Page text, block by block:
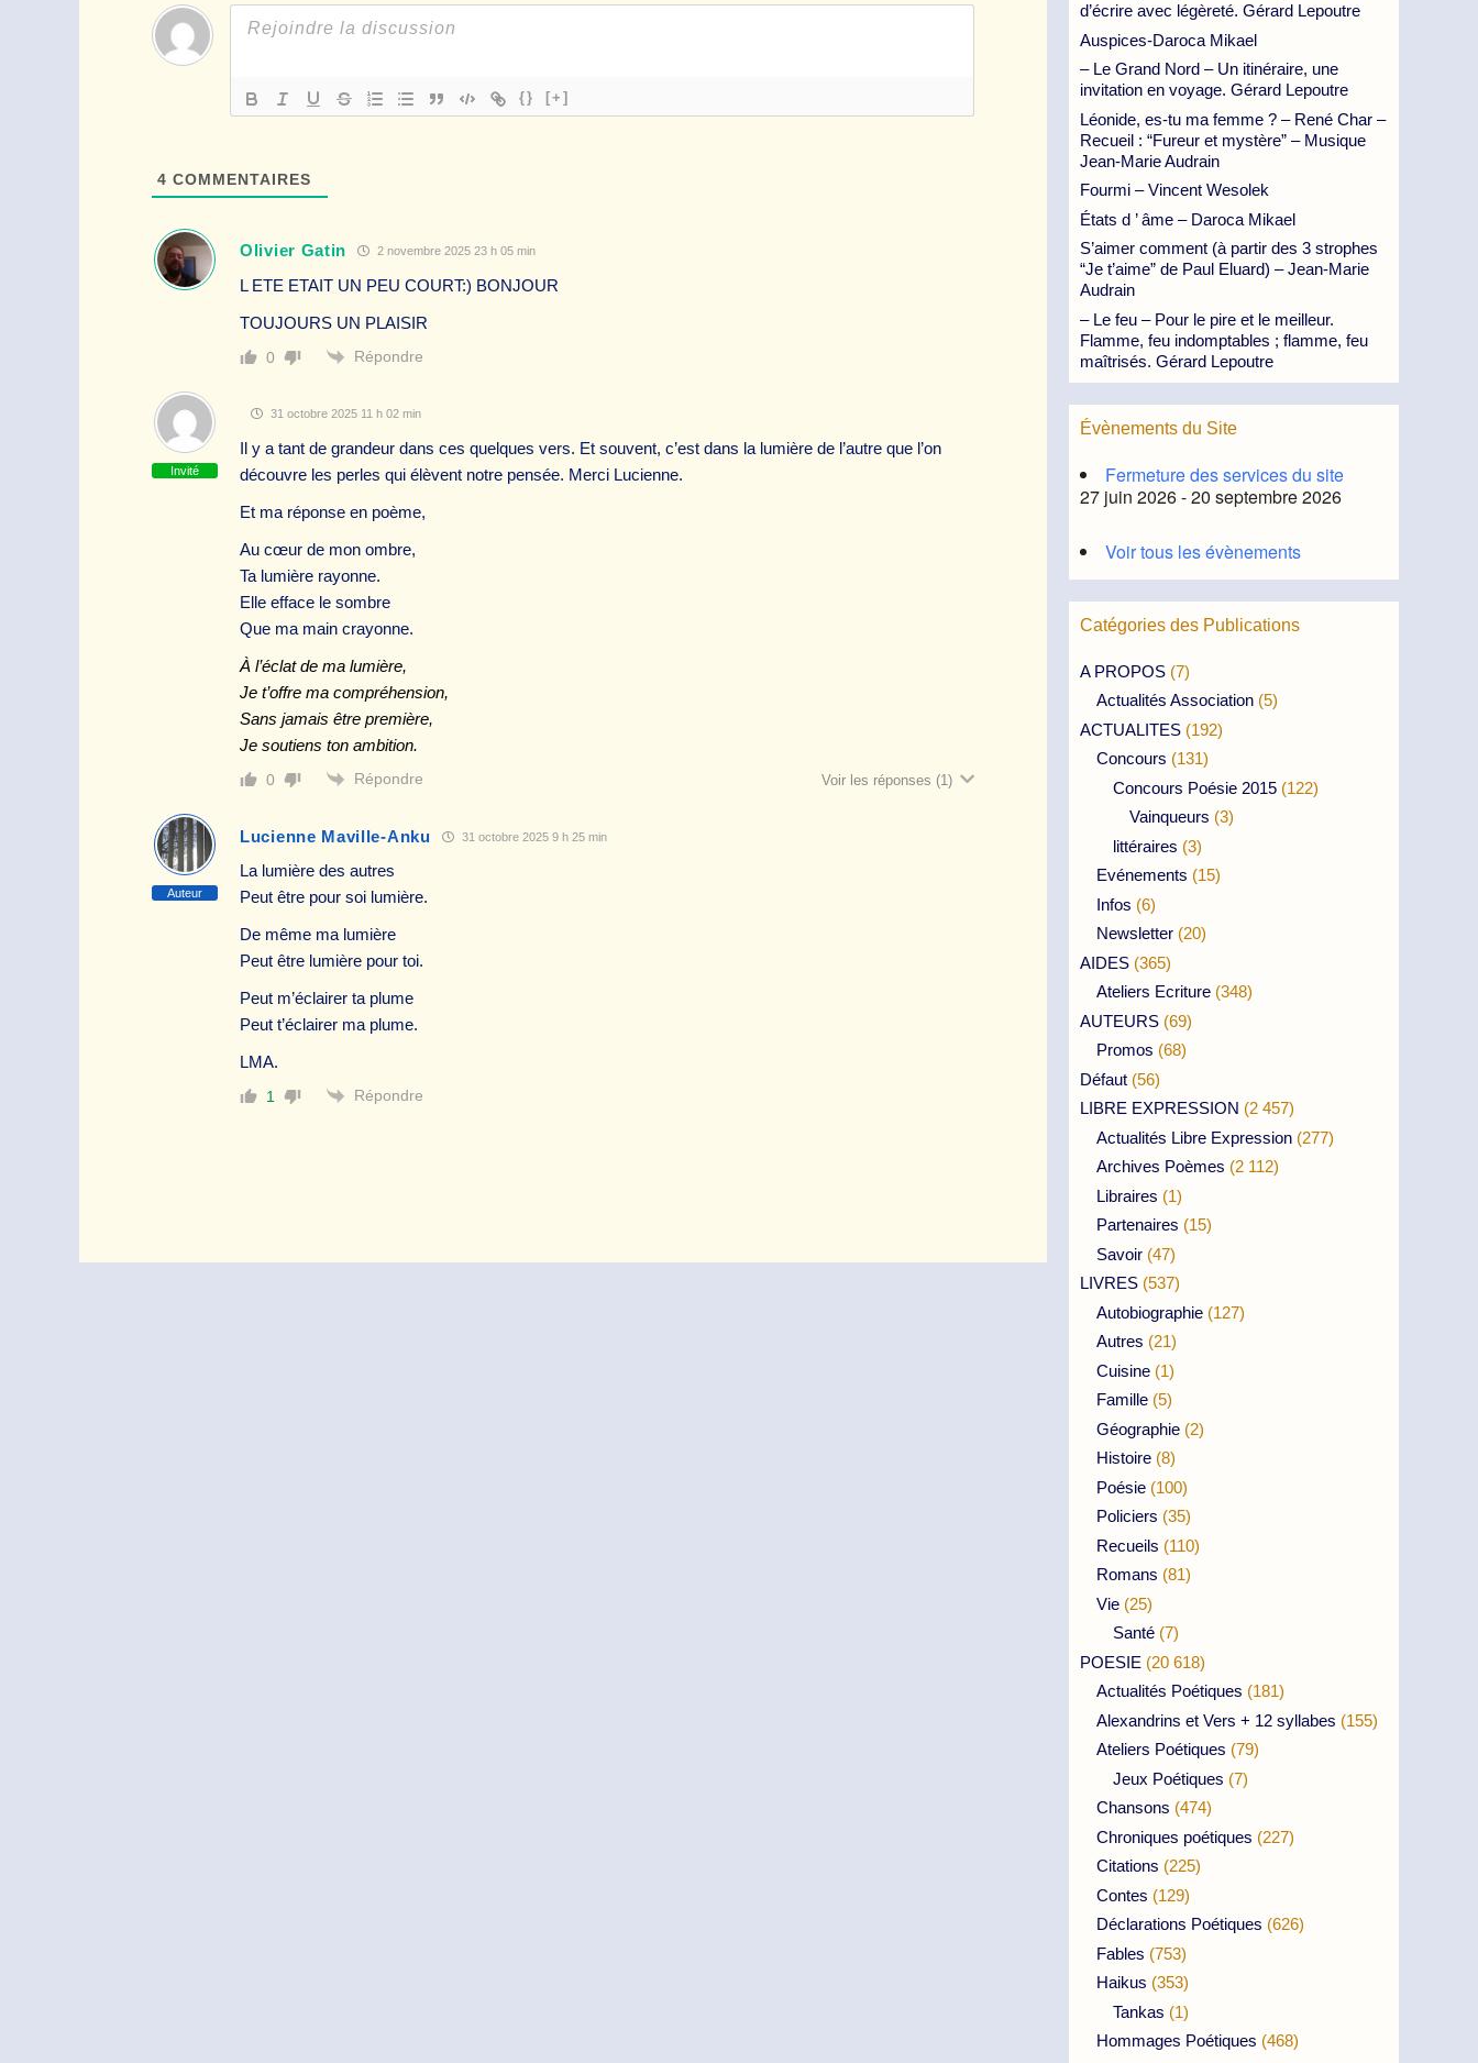
{} [+]
4 COMMENTAIRES
Olivier Gatin 2 novembre 2025 23 h 05 min
L ETE ETAIT UN PEU COURT:) BONJOUR
TOUJOURS UN PLAISIR
0 Répondre
Invité
31 octobre 2025 11 h 02 min
Il y a tant de grandeur dans ces quelques vers. Et souvent, c’est dans la lumière de l’autre que l’on
découvre les perles qui élèvent notre pensée. Merci Lucienne.
Et ma réponse en poème,
Au cœur de mon ombre,
Ta lumière rayonne.
Elle efface le sombre
Que ma main crayonne.
À l’éclat de ma lumière,
Je t’offre ma compréhension,
Sans jamais être première,
Je soutiens ton ambition.
0 Répondre Voir les réponses (1)
Auteur
Lucienne Maville-Anku 31 octobre 2025 9 h 25 min
La lumière des autres
Peut être pour soi lumière.
De même ma lumière
Peut être lumière pour toi.
Peut m’éclairer ta plume
Peut t’éclairer ma plume.
LMA.
1 Répondre
d’écrire avec légèreté. Gérard Lepoutre
Auspices-Daroca Mikael
– Le Grand Nord – Un itinéraire, une
invitation en voyage. Gérard Lepoutre
Léonide, es-tu ma femme ? – René Char –
Recueil : “Fureur et mystère” – Musique
Jean-Marie Audrain
Fourmi – Vincent Wesolek
États d ’ âme – Daroca Mikael
S’aimer comment (à partir des 3 strophes
“Je t’aime” de Paul Eluard) – Jean-Marie
Audrain
– Le feu – Pour le pire et le meilleur.
Flamme, feu indomptables ; flamme, feu
maîtrisés. Gérard Lepoutre
Évènements du Site
Fermeture des services du site
27 juin 2026 - 20 septembre 2026
Voir tous les évènements
Catégories des Publications
A PROPOS (7)
Actualités Association (5)
ACTUALITES (192)
Concours (131)
Concours Poésie 2015 (122)
Vainqueurs (3)
littéraires (3)
Evénements (15)
Infos (6)
Newsletter (20)
AIDES (365)
Ateliers Ecriture (348)
AUTEURS (69)
Promos (68)
Défaut (56)
LIBRE EXPRESSION (2 457)
Actualités Libre Expression (277)
Archives Poèmes (2 112)
Libraires (1)
Partenaires (15)
Savoir (47)
LIVRES (537)
Autobiographie (127)
Autres (21)
Cuisine (1)
Famille (5)
Géographie (2)
Histoire (8)
Poésie (100)
Policiers (35)
Recueils (110)
Romans (81)
Vie (25)
Santé (7)
POESIE (20 618)
Actualités Poétiques (181)
Alexandrins et Vers + 12 syllabes (155)
Ateliers Poétiques (79)
Jeux Poétiques (7)
Chansons (474)
Chroniques poétiques (227)
Citations (225)
Contes (129)
Déclarations Poétiques (626)
Fables (753)
Haikus (353)
Tankas (1)
Hommages Poétiques (468)